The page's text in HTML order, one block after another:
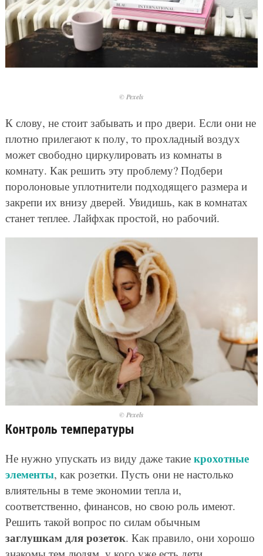
© Pexels
К слову, не стоит забывать и про двери. Если они не
плотно прилегают к полу, то прохладный воздух
может свободно циркулировать из комнаты в
комнату. Как решить эту проблему? Подбери
поролоновые уплотнители подходящего размера и
закрепи их внизу дверей. Увидишь, как в комнатах
станет теплее. Лайфхак простой, но рабочий.
© Pexels
Контроль температуры
Не нужно упускать из виду даже такие крохотные
элементы, как розетки. Пусть они не настолько
влиятельны в теме экономии тепла и,
соответственно, финансов, но свою роль имеют.
Решить такой вопрос по силам обычным
заглушкам для розеток. Как правило, они хорошо